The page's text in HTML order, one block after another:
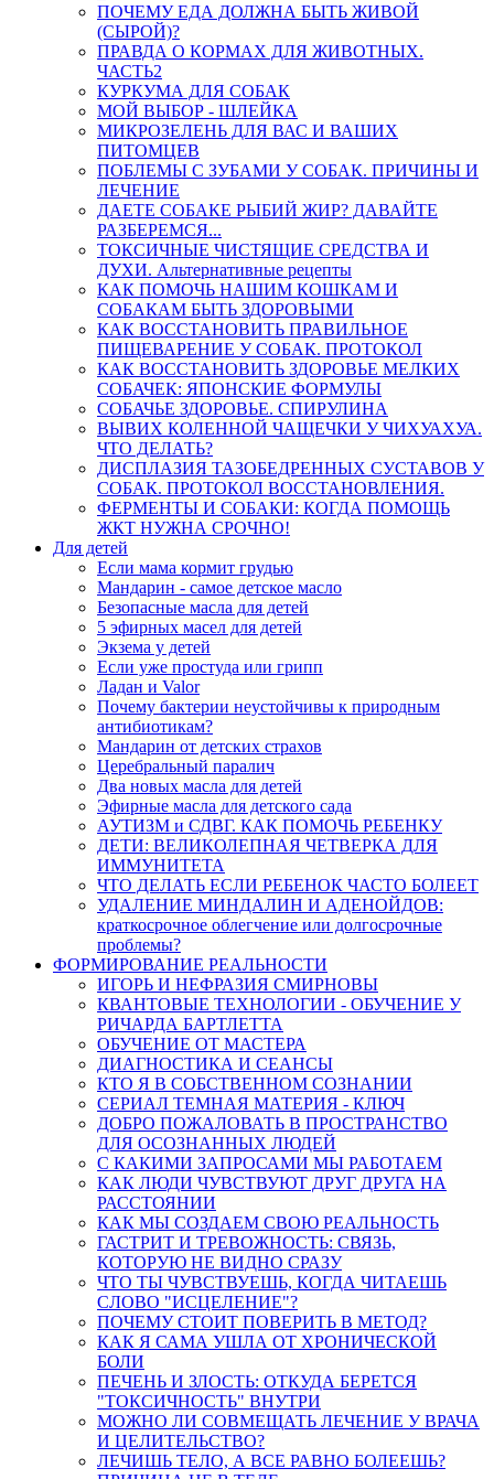
ПОЧЕМУ ЕДА ДОЛЖНА БЫТЬ ЖИВОЙ
(СЫРОЙ)?
ПРАВДА О КОРМАХ ДЛЯ ЖИВОТНЫХ.
ЧАСТЬ2
КУРКУМА ДЛЯ СОБАК
МОЙ ВЫБОР - ШЛЕЙКА
МИКРОЗЕЛЕНЬ ДЛЯ ВАС И ВАШИХ
ПИТОМЦЕВ
ПОБЛЕМЫ С ЗУБАМИ У СОБАК. ПРИЧИНЫ И
ЛЕЧЕНИЕ
ДАЕТЕ СОБАКЕ РЫБИЙ ЖИР? ДАВАЙТЕ
РАЗБЕРЕМСЯ...
ТОКСИЧНЫЕ ЧИСТЯЩИЕ СРЕДСТВА И
ДУХИ. Альтернативные рецепты
КАК ПОМОЧЬ НАШИМ КОШКАМ И
СОБАКАМ БЫТЬ ЗДОРОВЫМИ
КАК ВОССТАНОВИТЬ ПРАВИЛЬНОЕ
ПИЩЕВАРЕНИЕ У СОБАК. ПРОТОКОЛ
КАК ВОССТАНОВИТЬ ЗДОРОВЬЕ МЕЛКИХ
СОБАЧЕК: ЯПОНСКИЕ ФОРМУЛЫ
СОБАЧЬЕ ЗДОРОВЬЕ. СПИРУЛИНА
ВЫВИХ КОЛЕННОЙ ЧАЩЕЧКИ У ЧИХУАХУА.
ЧТО ДЕЛАТЬ?
ДИСПЛАЗИЯ ТАЗОБЕДРЕННЫХ СУСТАВОВ У
СОБАК. ПРОТОКОЛ ВОССТАНОВЛЕНИЯ.
ФЕРМЕНТЫ И СОБАКИ: КОГДА ПОМОЩЬ
ЖКТ НУЖНА СРОЧНО!
Для детей
Если мама кормит грудью
Мандарин - самое детское масло
Безопасные масла для детей
5 эфирных масел для детей
Экзема у детей
Если уже простуда или грипп
Ладан и Valor
Почему бактерии неустойчивы к природным
антибиотикам?
Мандарин от детских страхов
Церебральный паралич
Два новых масла для детей
Эфирные масла для детского сада
АУТИЗМ и СДВГ. КАК ПОМОЧЬ РЕБЕНКУ
ДЕТИ: ВЕЛИКОЛЕПНАЯ ЧЕТВЕРКА ДЛЯ
ИММУНИТЕТА
ЧТО ДЕЛАТЬ ЕСЛИ РЕБЕНОК ЧАСТО БОЛЕЕТ
УДАЛЕНИЕ МИНДАЛИН И АДЕНОЙДОВ:
краткосрочное облегчение или долгосрочные
проблемы?
ФОРМИРОВАНИЕ РЕАЛЬНОСТИ
ИГОРЬ И НЕФРАЗИЯ СМИРНОВЫ
КВАНТОВЫЕ ТЕХНОЛОГИИ - ОБУЧЕНИЕ У
РИЧАРДА БАРТЛЕТТА
ОБУЧЕНИЕ ОТ МАСТЕРА
ДИАГНОСТИКА И СЕАНСЫ
КТО Я В СОБСТВЕННОМ СОЗНАНИИ
СЕРИАЛ ТЕМНАЯ МАТЕРИЯ - КЛЮЧ
ДОБРО ПОЖАЛОВАТЬ В ПРОСТРАНСТВО
ДЛЯ ОСОЗНАННЫХ ЛЮДЕЙ
С КАКИМИ ЗАПРОСАМИ МЫ РАБОТАЕМ
КАК ЛЮДИ ЧУВСТВУЮТ ДРУГ ДРУГА НА
РАССТОЯНИИ
КАК МЫ СОЗДАЕМ СВОЮ РЕАЛЬНОСТЬ
ГАСТРИТ И ТРЕВОЖНОСТЬ: СВЯЗЬ,
КОТОРУЮ НЕ ВИДНО СРАЗУ
ЧТО ТЫ ЧУВСТВУЕШЬ, КОГДА ЧИТАЕШЬ
СЛОВО "ИСЦЕЛЕНИЕ"?
ПОЧЕМУ СТОИТ ПОВЕРИТЬ В МЕТОД?
КАК Я САМА УШЛА ОТ ХРОНИЧЕСКОЙ
БОЛИ
ПЕЧЕНЬ И ЗЛОСТЬ: ОТКУДА БЕРЕТСЯ
"ТОКСИЧНОСТЬ" ВНУТРИ
МОЖНО ЛИ СОВМЕЩАТЬ ЛЕЧЕНИЕ У ВРАЧА
И ЦЕЛИТЕЛЬСТВО?
ЛЕЧИШЬ ТЕЛО, А ВСЕ РАВНО БОЛЕЕШЬ?